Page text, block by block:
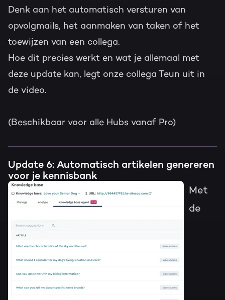
Denk aan het automatisch versturen van
opvolgmails, het aanmaken van taken of het
toewijzen van een collega.
Hoe dit precies werkt en wat je allemaal met
deze update kan, legt onze collega Teun uit in
de video.
(Beschikbaar voor alle Hubs vanaf Pro)
Update 6: Automatisch artikelen genereren
voor je kennisbank
Met
de